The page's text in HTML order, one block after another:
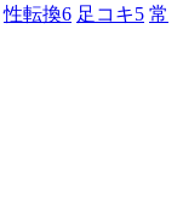
性転換6 足コキ5 常